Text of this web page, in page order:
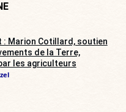
: Marion Cotillard, soutien
de la Terre,
les agriculteurs